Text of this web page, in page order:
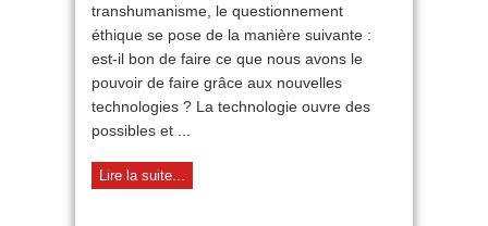
transhumanisme, le questionnement
éthique se pose de la manière suivante :
est-il bon de faire ce que nous avons le
pouvoir de faire grâce aux nouvelles
technologies ? La technologie ouvre des
possibles et ...
Lire la suite...